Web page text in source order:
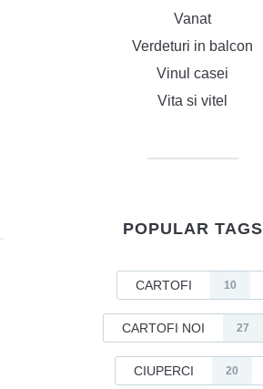
Vanat
Verdeturi in balcon
Vinul casei
Vita si vitel
POPULAR TAGS
CARTOFI 10
CARTOFI NOI 27
CIUPERCI 20